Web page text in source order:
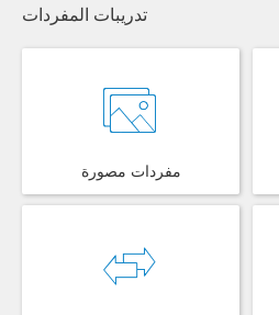
تدريبات المفردات
مفردات مصورة